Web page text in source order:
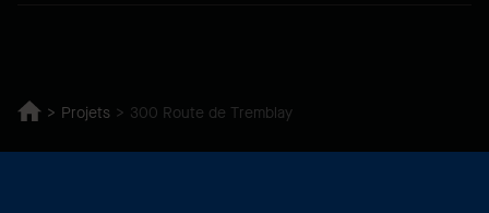
Projets 300 Route de Tremblay